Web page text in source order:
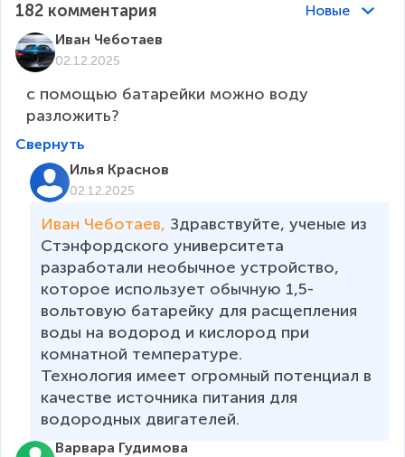
182 комментария
Новые
Иван Чеботаев
02.12.2025
с помощью батарейки можно воду
разложить?
Свернуть
Илья Краснов
02.12.2025
Иван Чеботаев, Здравствуйте, ученые из
Стэнфордского университета
разработали необычное устройство,
которое использует обычную 1,5-
вольтовую батарейку для расщепления
воды на водород и кислород при
комнатной температуре.
Технология имеет огромный потенциал в
качестве источника питания для
водородных двигателей.
Варвара Гудимова